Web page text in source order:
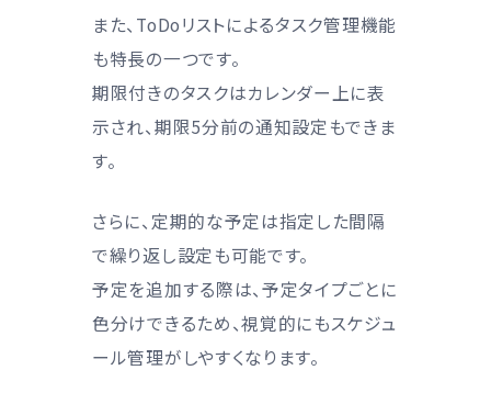
また、ToDoリストによるタスク管理機能
も特長の一つです。
期限付きのタスクはカレンダー上に表
示され、期限5分前の通知設定もできま
す。
さらに、定期的な予定は指定した間隔
で繰り返し設定も可能です。
予定を追加する際は、予定タイプごとに
色分けできるため、視覚的にもスケジュ
ール管理がしやすくなります。